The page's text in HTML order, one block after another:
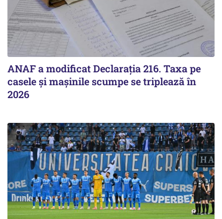
ANAF a modificat Declarația 216. Taxa pe
casele și mașinile scumpe se triplează în
2026